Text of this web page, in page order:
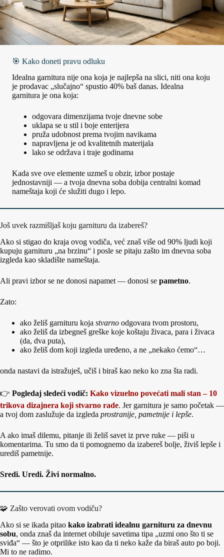
🎯 Kako doneti pravu odluku
Idealna garnitura nije ona koja je najlepša na slici, niti ona koju
je prodavac „slučajno“ spustio 40% baš danas. Idealna
garnitura je ona koja:
odgovara dimenzijama tvoje dnevne sobe
uklapa se u stil i boje enterijera
pruža udobnost prema tvojim navikama
napravljena je od kvalitetnih materijala
lako se održava i traje godinama
Kada sve ove elemente uzmeš u obzir, izbor postaje
jednostavniji — a tvoja dnevna soba dobija centralni komad
nameštaja koji će služiti dugo i lepo.
Još uvek razmišljaš koju garnituru da izabereš?
Ako si stigao do kraja ovog vodiča, već znaš više od 90% ljudi koji
kupuju garnituru „na brzinu“ i posle se pitaju zašto im dnevna soba
izgleda kao skladište nameštaja.
Ali pravi izbor se ne donosi napamet — donosi se pametno.
Zato:
ako želiš garnituru koja stvarno odgovara tvom prostoru,
ako želiš da izbegneš greške koje koštaju živaca, para i živaca
(da, dva puta),
ako želiš dom koji izgleda uređeno, a ne „nekako ćemo“…
onda nastavi da istražuješ, učiš i biraš kao neko ko zna šta radi.
👉 Pogledaj sledeći vodič: Kako vizuelno povećati mali stan – 10
trikova dizajnera koji stvarno rade. Jer garnitura je samo početak —
a tvoj dom zaslužuje da izgleda prostranije, pametnije i lepše.
A ako imaš dilemu, pitanje ili želiš savet iz prve ruke — piši u
komentarima. Tu smo da ti pomognemo da izabereš bolje, živiš lepše i
urediš pametnije.
Sredi. Uredi. Živi normalno.
🧩 Zašto verovati ovom vodiču?
Ako si se ikada pitao kako izabrati idealnu garnituru za dnevnu
sobu, onda znaš da internet obiluje savetima tipa „uzmi ono što ti se
sviđa“ — što je otprilike isto kao da ti neko kaže da biraš auto po boji.
Mi to ne radimo.